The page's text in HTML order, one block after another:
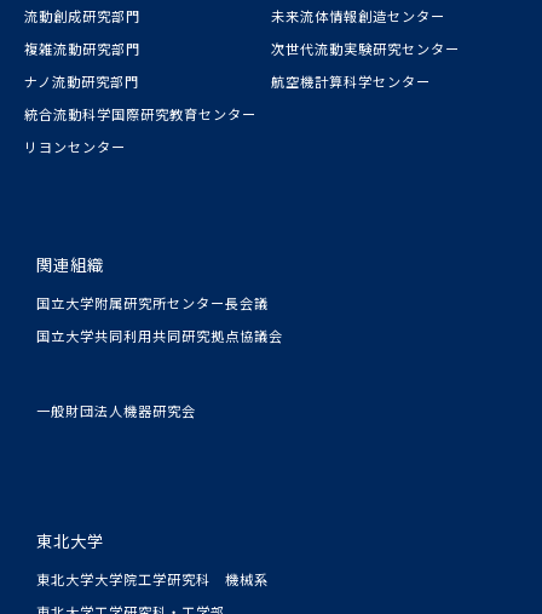
流動創成研究部門
複雑流動研究部門
ナノ流動研究部門
統合流動科学国際研究教育センター
リヨンセンター
未来流体情報創造センター
次世代流動実験研究センター
航空機計算科学センター
関連組織
国立大学附属研究所センター長会議
国立大学共同利用共同研究拠点協議会
一般財団法人機器研究会
東北大学
東北大学大学院工学研究科 機械系